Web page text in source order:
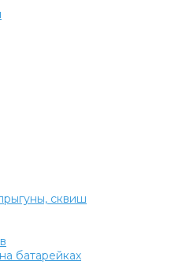
сквиш
батарейках